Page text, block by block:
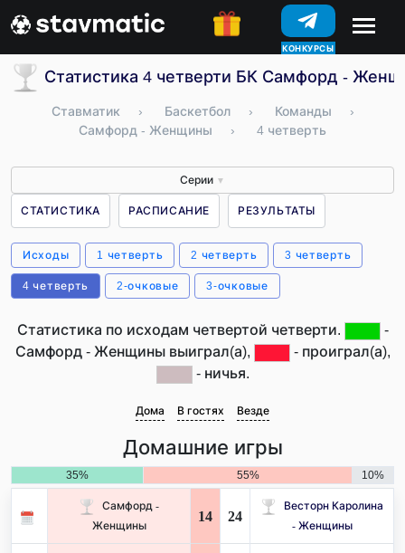
КОНКУРСЫ
Статистика 4 четверти БК Самфорд -
Ставматик › Баскетбол › Команды
›
Самфорд - Женщины
› 4 четверть
Серии ▼
СТАТИСТИКА РАСПИСАНИЕ РЕЗУЛЬТАТЫ
Исходы 1 четверть 2 четверть 3 четверть
4 четверть 2-очковые 3-очковые
Статистика по исходам четвертой четверти.
-
Самфорд - Женщины выиграл(а),
- проиграл(а),
- ничья.
Дома В гостях Везде
Домашние игры
35% 55% 10%
Самфорд -
Женщины
14 24
Весторн Каролина
- Женщины